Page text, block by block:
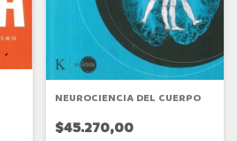
NEUROCIENCIA DEL CUERPO
$45.270,00